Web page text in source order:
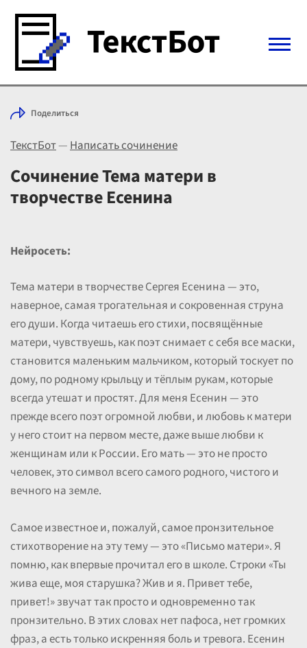
Войти с Telegram
Выбрать режим
Цены
Поделиться
ТекстБот—Написать сочинение
Сочинение Тема матери в
творчестве Есенина
Нейросеть:
Тема матери в творчестве Сергея Есенина — это,
наверное, самая трогательная и сокровенная струна
его души. Когда читаешь его стихи, посвящённые
матери, чувствуешь, как поэт снимает с себя все маски,
становится маленьким мальчиком, который тоскует по
дому, по родному крыльцу и тёплым рукам, которые
всегда утешат и простят. Для меня Есенин — это
прежде всего поэт огромной любви, и любовь к матери
у него стоит на первом месте, даже выше любви к
женщинам или к России. Его мать — это не просто
человек, это символ всего самого родного, чистого и
вечного на земле.
Самое известное и, пожалуй, самое пронзительное
стихотворение на эту тему — это «Письмо матери». Я
помню, как впервые прочитал его в школе. Строки «Ты
жива еще, моя старушка? Жив и я. Привет тебе,
привет!» звучат так просто и одновременно так
пронзительно. В этих словах нет пафоса, нет громких
фраз, а есть только искренняя боль и тревога. Есенин